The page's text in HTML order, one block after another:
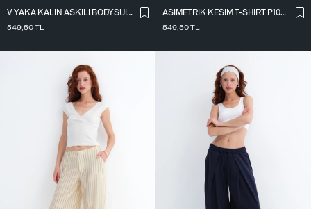
V YAKA KALIN ASKILI BODYSUIT A01075
549,50TL
ASIMETRIK KESIM T-SHIRT P10719
549,50TL